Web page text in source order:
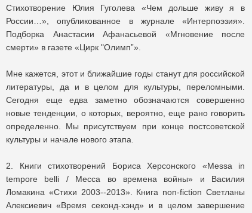
Стихотворение Юлия Гуголева «Чем дольше живу я в
России…», опубликованное в журнале «Интерпоэзия».
Подборка Анастасии Афанасьевой «Мгновение после
смерти» в газете «Цирк "Олимп”».
Мне кажется, этот и ближайшие годы станут для российской
литературы, да и в целом для культуры, переломными.
Сегодня еще едва заметно обозначаются совершенно
новые тенденции, о которых, вероятно, еще рано говорить
определенно. Мы присутствуем при конце постсоветской
культуры и начале нового этапа.
2. Книги стихотворений Бориса Херсонского «Messa in
tempore belli / Месса во времена войны» и Василия
Ломакина «Стихи 2003--2013». Книга non-fiction Светланы
Алексиевич «Время секонд-хэнд» и в целом завершение